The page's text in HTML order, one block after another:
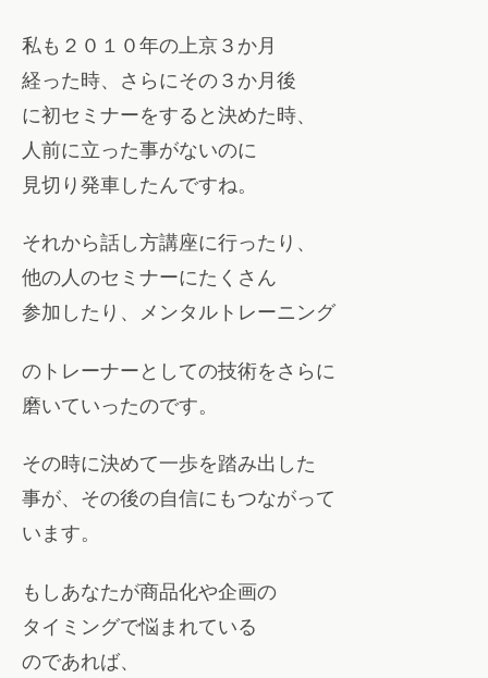
私も２０１０年の上京３か月
経った時、さらにその３か月後
に初セミナーをすると決めた時、
人前に立った事がないのに
見切り発車したんですね。
それから話し方講座に行ったり、
他の人のセミナーにたくさん
参加したり、メンタルトレーニング
のトレーナーとしての技術をさらに
磨いていったのです。
その時に決めて一歩を踏み出した
事が、その後の自信にもつながって
います。
もしあなたが商品化や企画の
タイミングで悩まれている
のであれば、